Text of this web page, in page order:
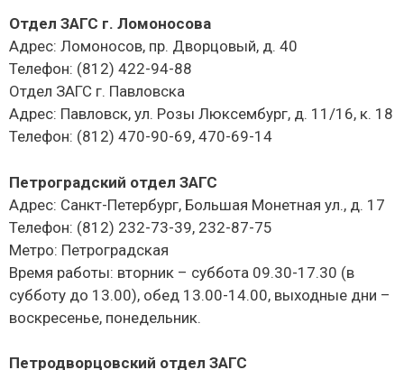
Отдел ЗАГС г. Ломоносова
Адрес: Ломоносов, пр. Дворцовый, д. 40
Телефон: (812) 422-94-88
Отдел ЗАГС г. Павловска
Адрес: Павловск, ул. Розы Люксембург, д. 11/16, к. 18
Телефон: (812) 470-90-69, 470-69-14
Петроградский отдел ЗАГС
Адрес: Санкт-Петербург, Большая Монетная ул., д. 17
Телефон: (812) 232-73-39, 232-87-75
Метро: Петроградская
Время работы: вторник – суббота 09.30-17.30 (в
субботу до 13.00), обед 13.00-14.00, выходные дни –
воскресенье, понедельник.
Петродворцовский отдел ЗАГС